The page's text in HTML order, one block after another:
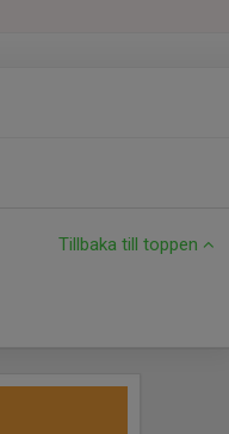
Tillbaka till toppen